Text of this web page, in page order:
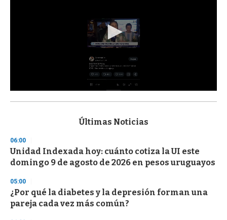
s
d
s
o
f
3
s
e
c
Últimas Noticias
06:00
Unidad Indexada hoy: cuánto cotiza la UI este
domingo 9 de agosto de 2026 en pesos uruguayos
05:00
¿Por qué la diabetes y la depresión forman una
pareja cada vez más común?